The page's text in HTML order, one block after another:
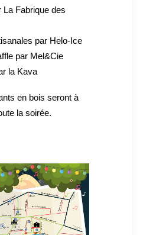
La Fabrique des
par Helo-Ice
par Mel&Cie
la Kava
en bois seront à
la soirée.